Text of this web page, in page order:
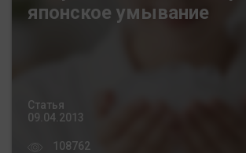
японское умывание
Статья
09.04.2013
108762